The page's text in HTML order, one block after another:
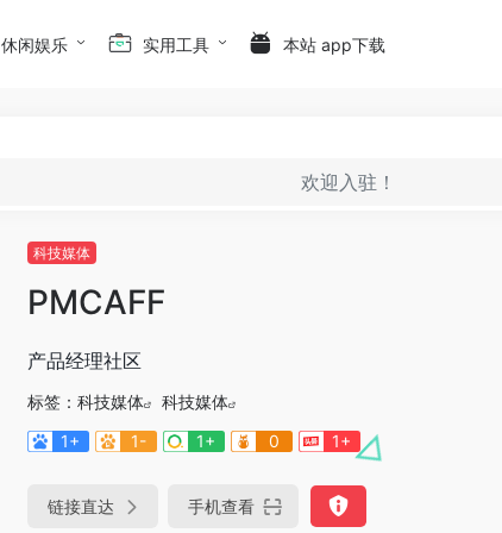
休闲娱乐 实用工具 本站 app下载
欢迎入驻！
科技媒体
PMCAFF
产品经理社区
标签： 科技媒体
科技媒体
1+
1- 1+ 0 1+
链接直达 手机查看